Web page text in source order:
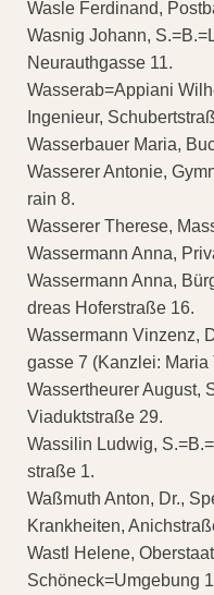
Wasle Ferdinand,
Wasnig Johann,
Neurauthgasse 11.
Wasserab=Appiani
Ingenieur,
Wasserbauer Maria,
Wasserer Antonie,
rain 8.
Wasserer Therese,
Wassermann Anna,
Wassermann Anna,
dreas Hoferstraße 16.
Wassermann Vinzenz,
gasse 7 (Kanzlei:
Wassertheurer August,
Viaduktstraße 29.
Wassilin Ludwig,
straße 1.
Waßmuth Anton, Dr.,
Krankheiten,
Wastl Helene,
Schöneck=Umgebung